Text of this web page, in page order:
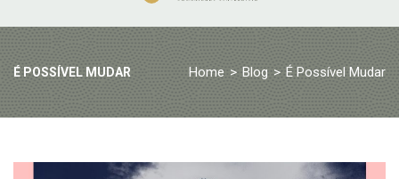
É POSSÍVEL MUDAR Home > Blog > É Possível Mudar